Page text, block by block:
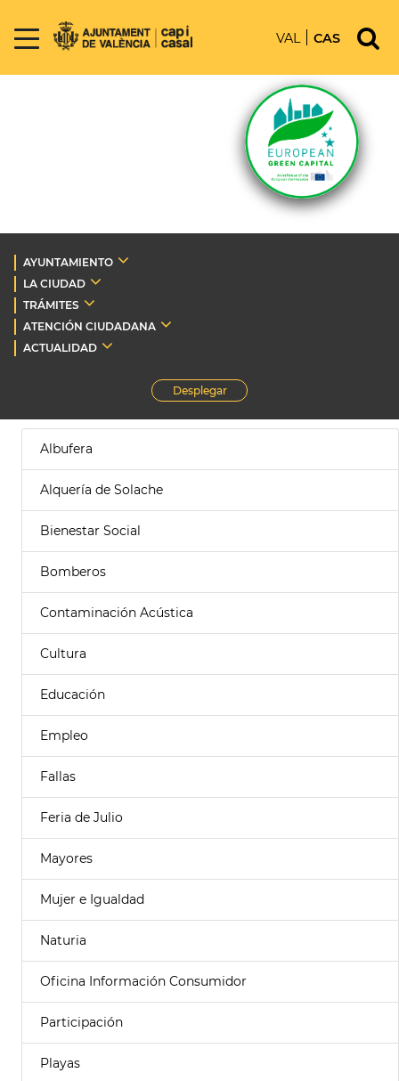
VAL CAS
AYUNTAMIENTO
LA CIUDAD
TRÁMITES
ATENCIÓN CIUDADANA
ACTUALIDAD
Desplegar
Albufera
Alquería de Solache
Bienestar Social
Bomberos
Contaminación Acústica
Cultura
Educación
Empleo
Fallas
Feria de Julio
Mayores
Mujer e Igualdad
Naturia
Oficina Información Consumidor
Participación
Playas